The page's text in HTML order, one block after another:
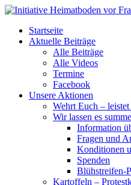
Startseite
Aktuelle Beiträge
Alle Beiträge
Alle Videos
Termine
Facebook
Unsere Aktionen
Wehrt Euch –
Wir lassen es
Information
Fragen und
Konditionen
Spenden
Blühstreifen-
Kartoffeln –